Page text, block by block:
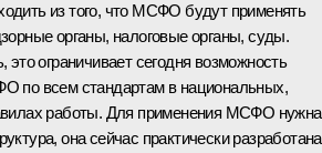
из того, что МСФО будут применять
органы, налоговые органы, суды.
это ограничивает сегодня возможность
по всем стандартам в национальных,
работы. Для применения МСФО нужна
она сейчас практически